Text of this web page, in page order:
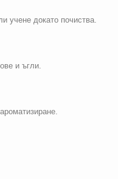
учене докато почиства.
и ъгли.